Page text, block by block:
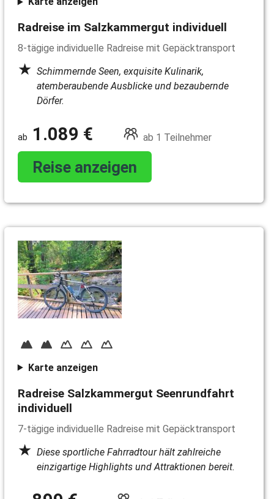
Radreise im Salzkammergut individuell
8-tägige individuelle Radreise mit Gepäcktransport
Schimmernde Seen, exquisite Kulinarik,
atemberaubende Ausblicke und bezaubernde
Dörfer.
1.089 € ab 1 Teilnehmer
Reise anzeigen
Karte anzeigen
Radreise Salzkammergut Seenrundfahrt
individuell
7-tägige individuelle Radreise mit Gepäcktransport
Diese sportliche Fahrradtour hält zahlreiche
einzigartige Highlights und Attraktionen bereit.